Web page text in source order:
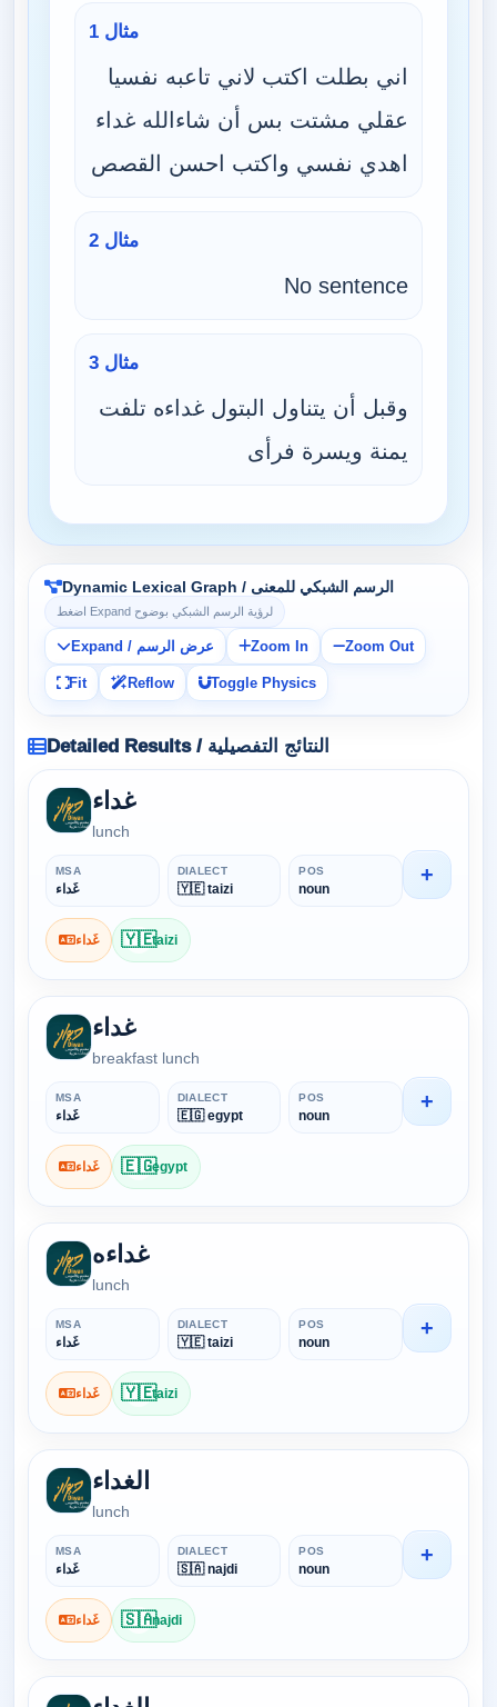
مثال 1
اني بطلت اكتب لاني تاعبه نفسيا
عقلي مشتت بس أن شاءالله غداء
اهدي نفسي واكتب احسن القصص
مثال 2
No sentence
مثال 3
وقبل أن يتناول البتول غداءه تلفت
يمنة ويسرة فرأى
Dynamic Lexical Graph / الرسم الشبكي للمعنى
اضغط Expand لرؤية الرسم الشبكي بوضوح
Expand / عرض الرسم Zoom In Zoom Out
Fit Reflow Toggle Physics
Detailed Results / النتائج التفصيلية
غداء
lunch
MSA
غَداء
DIALECT
🇾🇪 taizi
POS
noun
غَداء 🇾🇪taizi
+
غداء
breakfast lunch
MSA
غَداء
DIALECT
🇪🇬 egypt
POS
noun
غَداء 🇪🇬egypt
+
غداءه
lunch
MSA
غَداء
DIALECT
🇾🇪 taizi
POS
noun
غَداء 🇾🇪taizi
+
الغداء
lunch
MSA
غَداء
DIALECT
🇸🇦 najdi
POS
noun
غَداء 🇸🇦najdi
+